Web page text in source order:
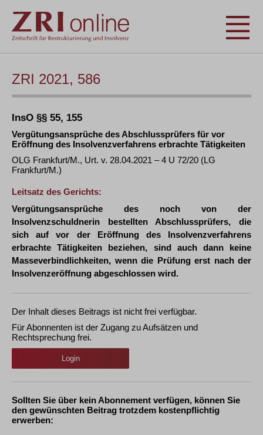
ZRI 2021, 586
InsO §§ 55, 155
Vergütungsansprüche des Abschlussprüfers für vor
Eröffnung des Insolvenzverfahrens erbrachte Tätigkeiten
OLG Frankfurt/M., Urt. v. 28.04.2021 – 4 U 72/20 (LG
Frankfurt/M.)
Leitsatz des Gerichts:
Vergütungsansprüche des noch von der
Insolvenzschuldnerin bestellten Abschlussprüfers, die
sich auf vor der Eröffnung des Insolvenzverfahrens
erbrachte Tätigkeiten beziehen, sind auch dann keine
Masseverbindlichkeiten, wenn die Prüfung erst nach der
Insolvenzeröffnung abgeschlossen wird.
Der Inhalt dieses Beitrags ist nicht frei verfügbar.
Für Abonnenten ist der Zugang zu Aufsätzen und
Rechtsprechung frei.
Login
Sollten Sie über kein Abonnement verfügen, können Sie
den gewünschten Beitrag trotzdem kostenpflichtig
erwerben: